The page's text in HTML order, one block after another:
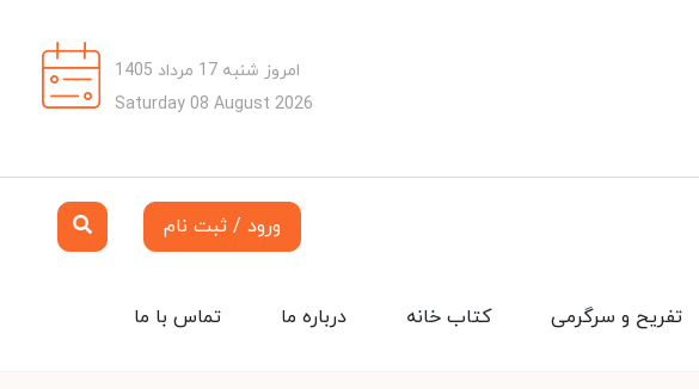
امروز شنبه 17 مرداد 1405
Saturday 08 August 2026
ورود / ثبت نام
تماس با ما درباره ما کتاب خانه تفریح و سرگرمی